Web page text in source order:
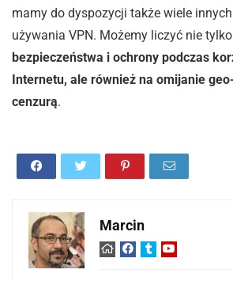
mamy do dyspozycji także wiele
używania VPN. Możemy liczyć nie
bezpieczeństwa i ochrony podczas
Internetu, ale również na omijanie
cenzurą.
Marcin